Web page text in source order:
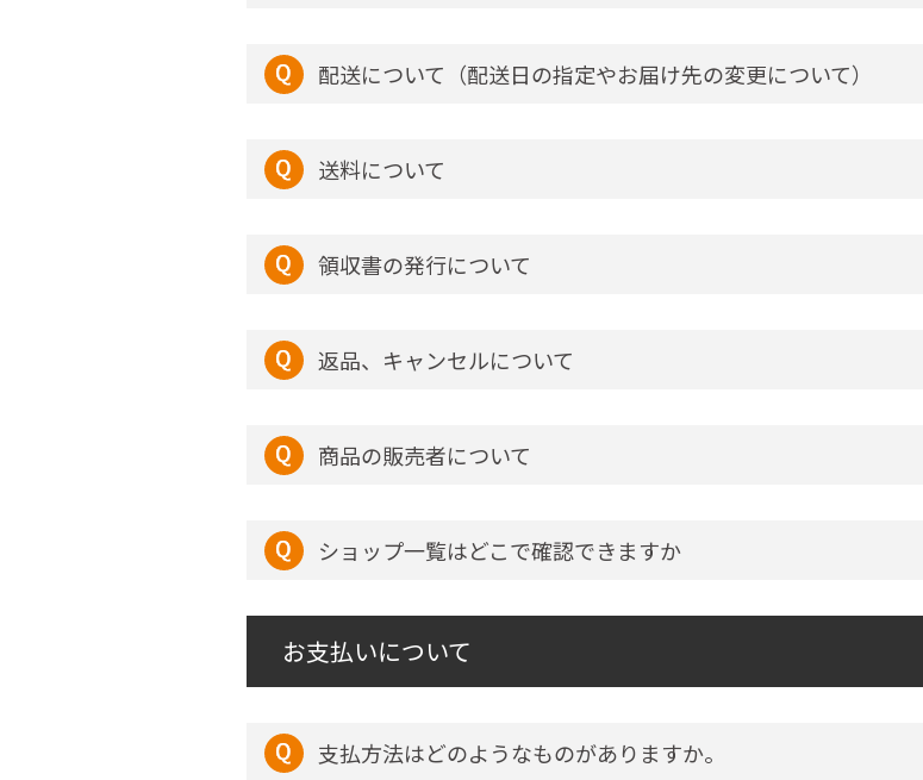
配送について（配送日の指定やお届け先の変更について）
送料について
領収書の発行について
返品、キャンセルについて
商品の販売者について
ショップ一覧はどこで確認できますか
お支払いについて
支払方法はどのようなものがありますか。